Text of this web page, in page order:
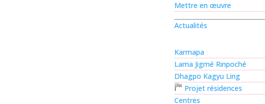
Mettre en œuvre
Actualités
Karmapa
Lama Jigmé Rinpoché
Dhagpo Kagyu Ling
Projet résidences
Centres